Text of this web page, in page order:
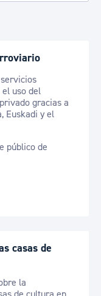
uso del
gracias a
Euskadi y el
público de
casas de
la